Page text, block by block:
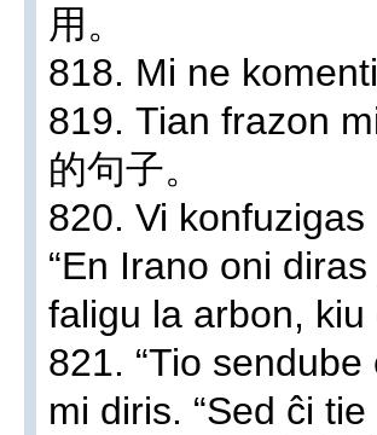
用。
818. Mi ne
819. Tian frazon
的句子。
820. Vi
“En Irano oni
faligu la arbon, kiu
821. “Tio
mi diris. “Sed ĉi